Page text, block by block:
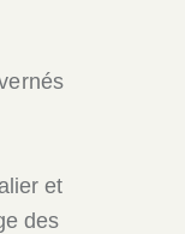
et
des